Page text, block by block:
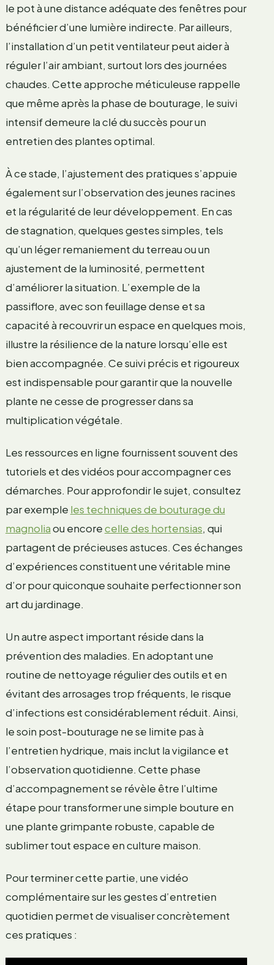
le pot à une distance adéquate des fenêtres pour
bénéficier d’une lumière indirecte. Par ailleurs,
l’installation d’un petit ventilateur peut aider à
réguler l’air ambiant, surtout lors des journées
chaudes. Cette approche méticuleuse rappelle
que même après la phase de bouturage, le suivi
intensif demeure la clé du succès pour un
entretien des plantes optimal.
À ce stade, l’ajustement des pratiques s’appuie
également sur l’observation des jeunes racines
et la régularité de leur développement. En cas
de stagnation, quelques gestes simples, tels
qu’un léger remaniement du terreau ou un
ajustement de la luminosité, permettent
d’améliorer la situation. L’exemple de la
passiflore, avec son feuillage dense et sa
capacité à recouvrir un espace en quelques mois,
illustre la résilience de la nature lorsqu’elle est
bien accompagnée. Ce suivi précis et rigoureux
est indispensable pour garantir que la nouvelle
plante ne cesse de progresser dans sa
multiplication végétale.
Les ressources en ligne fournissent souvent des
tutoriels et des vidéos pour accompagner ces
démarches. Pour approfondir le sujet, consultez
par exemple les techniques de bouturage du
magnoliaou encorecelle des hortensias, qui
partagent de précieuses astuces. Ces échanges
d’expériences constituent une véritable mine
d’or pour quiconque souhaite perfectionner son
art du jardinage.
Un autre aspect important réside dans la
prévention des maladies. En adoptant une
routine de nettoyage régulier des outils et en
évitant des arrosages trop fréquents, le risque
d’infections est considérablement réduit. Ainsi,
le soin post-bouturage ne se limite pas à
l’entretien hydrique, mais inclut la vigilance et
l’observation quotidienne. Cette phase
d’accompagnement se révèle être l’ultime
étape pour transformer une simple bouture en
une plante grimpante robuste, capable de
sublimer tout espace en culture maison.
Pour terminer cette partie, une vidéo
complémentaire sur les gestes d’entretien
quotidien permet de visualiser concrètement
ces pratiques :